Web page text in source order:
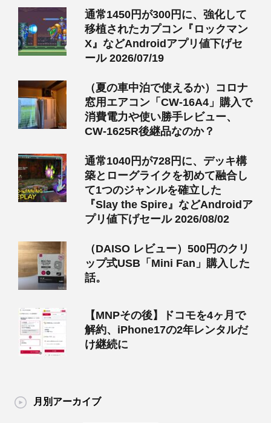
通常1450円が300円に、強化して
移植されたカプコン『ロックマン
X』などAndroidアプリ値下げセ
ール 2026/07/19
（夏の車中泊で使えるか）コロナ
窓用エアコン「CW-16A4」購入で
消費電力や使い勝手レビュー、
CW-1625R後継品なのか？
通常1040円が728円に、デッキ構
築とローグライクを初めて融合し
て1つのジャンルを確立した
『Slay the Spire』などAndroidア
プリ値下げセール 2026/08/02
（DAISO レビュー）500円のクリ
ップ式USB「Mini Fan」購入した
話。
【MNPその後】ドコモを4ヶ月で
解約、iPhone17の2年レンタルだ
け継続に
月別アーカイブ